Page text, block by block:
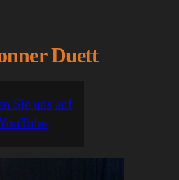
Duett
Sie uns auf